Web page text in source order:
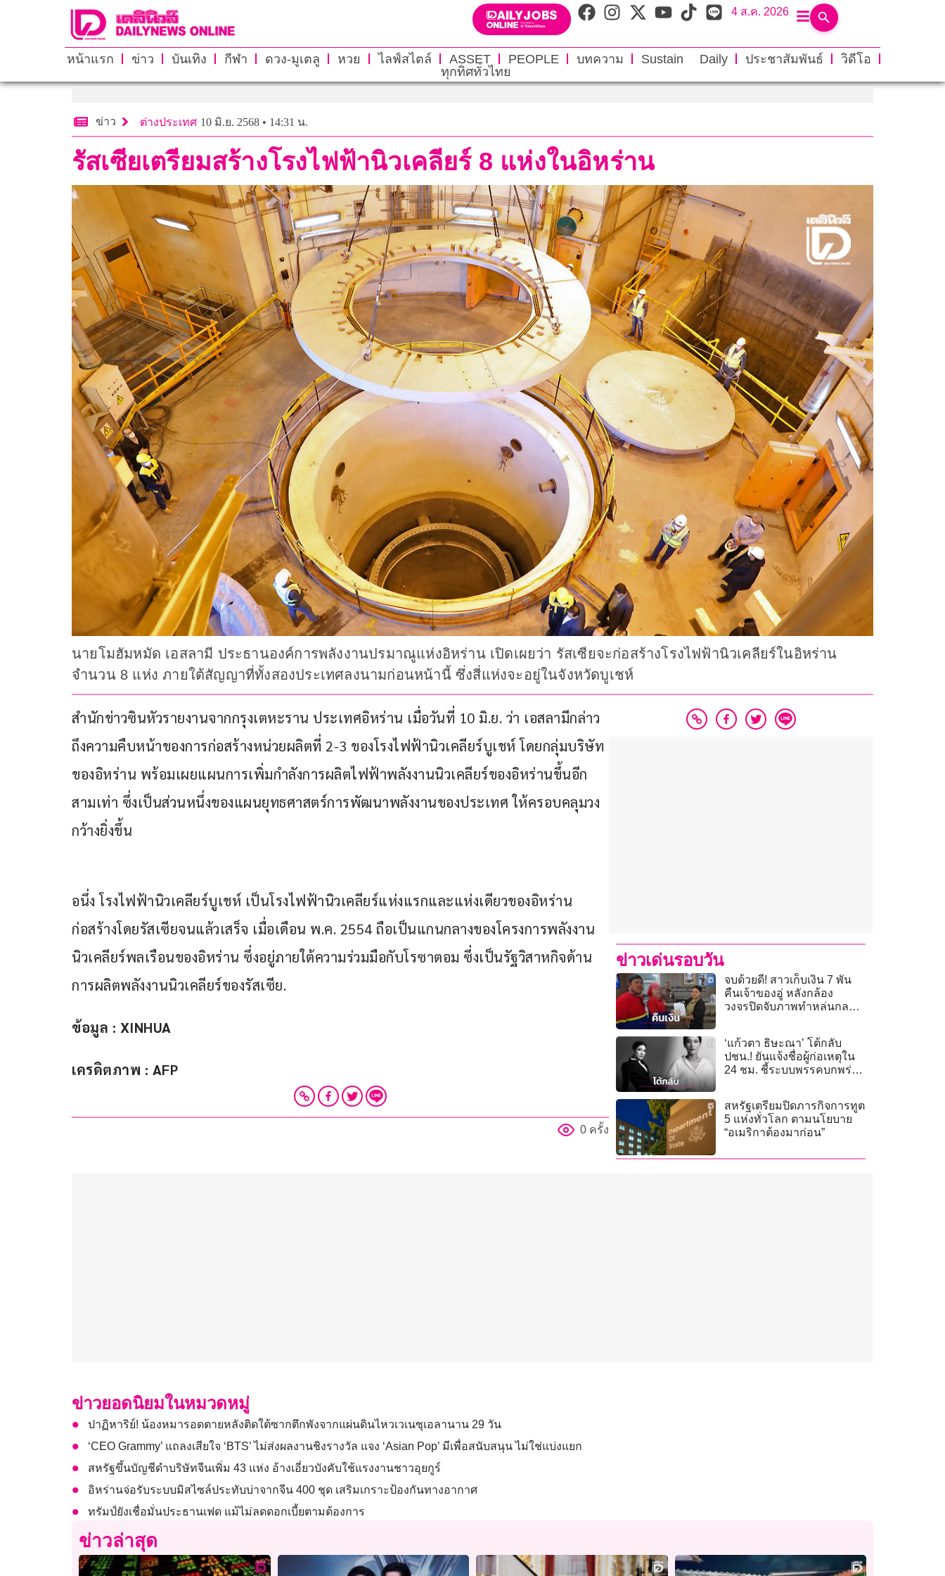
4 ส.ค. 2026
หน้าแรก ข่าว บันเทิง กีฬา ดวง-มูเตลู หวย ไลฟ์สไตล์ ASSET PEOPLE บทความ Sustain Daily ประชาสัมพันธ์
วิดีโอ
ทุกทิศทั่วไทย
ข่าว ต่างประเทศ 10 มิ.ย. 2568 • 14:31 น.
รัสเซียเตรียมสร้างโรงไฟฟ้านิวเคลียร์ 8 แห่งในอิหร่าน
นายโมฮัมหมัด เอสลามี ประธานองค์การพลังงานปรมาณูแห่งอิหร่าน เปิดเผยว่า รัสเซียจะก่อสร้างโรงไฟฟ้านิวเคลียร์ในอิหร่าน
จำนวน 8 แห่ง ภายใต้สัญญาที่ทั้งสองประเทศลงนามก่อนหน้านี้ ซึ่งสี่แห่งจะอยู่ในจังหวัดบูเชห์
สำนักข่าวซินหัวรายงานจากกรุงเตหะราน ประเทศอิหร่าน เมื่อวันที่ 10 มิ.ย. ว่า เอสลามีกล่าว
ถึงความคืบหน้าของการก่อสร้างหน่วยผลิตที่ 2-3 ของโรงไฟฟ้านิวเคลียร์บูเชห์ โดยกลุ่มบริษัท
ของอิหร่าน พร้อมเผยแผนการเพิ่มกำลังการผลิตไฟฟ้าพลังงานนิวเคลียร์ของอิหร่านขึ้นอีก
สามเท่า ซึ่งเป็นส่วนหนึ่งของแผนยุทธศาสตร์การพัฒนาพลังงานของประเทศ ให้ครอบคลุมวง
กว้างยิ่งขึ้น
อนึ่ง โรงไฟฟ้านิวเคลียร์บูเชห์ เป็นโรงไฟฟ้านิวเคลียร์แห่งแรกและแห่งเดียวของอิหร่าน
ก่อสร้างโดยรัสเซียจนแล้วเสร็จ เมื่อเดือน พ.ค. 2554 ถือเป็นแกนกลางของโครงการพลังงาน
นิวเคลียร์พลเรือนของอิหร่าน ซึ่งอยู่ภายใต้ความร่วมมือกับโรซาตอม ซึ่งเป็นรัฐวิสาหกิจด้าน
การผลิตพลังงานนิวเคลียร์ของรัสเซีย.
ข้อมูล : XINHUA
เครดิตภาพ : AFP
0 ครั้ง
ข่าวเด่นรอบวัน
จบด้วยดี! สาวเก็บเงิน 7 พัน
คืนเจ้าของอู่ หลังกล้อง
วงจรปิดจับภาพทำหล่นกลาง
‘แก้วตา ธิษะณา’ โต้กลับ
ปชน.! ยันแจ้งชื่อผู้ก่อเหตุใน
24 ชม. ชี้ระบบพรรคบกพร่อง
สหรัฐเตรียมปิดภารกิจการทูต
5 แห่งทั่วโลก ตามนโยบาย
“อเมริกาต้องมาก่อน”
ข่าวยอดนิยมในหมวดหมู่
ปาฏิหาริย์! น้องหมารอดตายหลังติดใต้ซากตึกพังจากแผ่นดินไหวเวเนซุเอลานาน 29 วัน
‘CEO Grammy’ แถลงเสียใจ ‘BTS’ ไม่ส่งผลงานชิงรางวัล แจง ‘Asian Pop’ มีเพื่อสนับสนุน ไม่ใช่แบ่งแยก
สหรัฐขึ้นบัญชีดำบริษัทจีนเพิ่ม 43 แห่ง อ้างเอี่ยวบังคับใช้แรงงานชาวอุยกูร์
อิหร่านจ่อรับระบบมิสไซล์ประทับบ่าจากจีน 400 ชุด เสริมเกราะป้องกันทางอากาศ
ทรัมป์ยังเชื่อมั่นประธานเฟด แม้ไม่ลดดอกเบี้ยตามต้องการ
ข่าวล่าสุด